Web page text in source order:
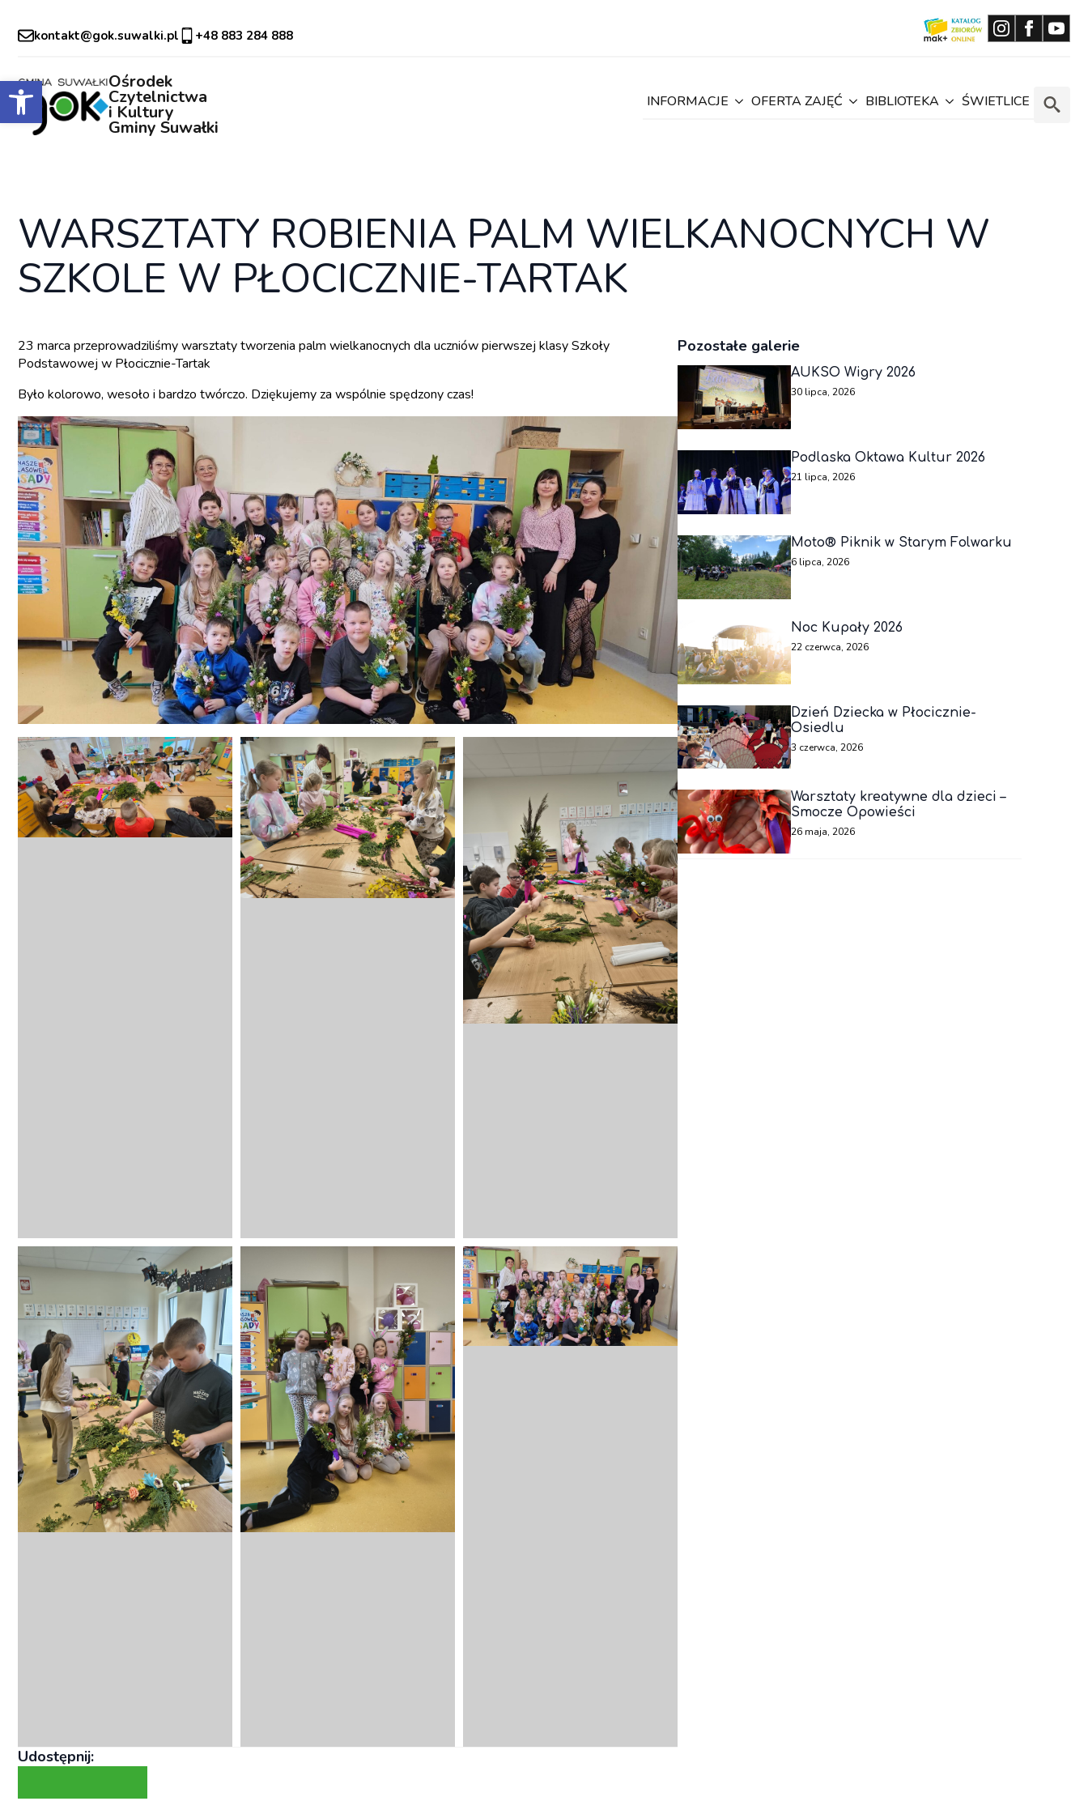
Otwórz pasek narzędzi
kontakt@gok.suwalki.pl +48 883 284 888
Ośrodek
Czytelnictwa
i Kultury
Gminy Suwałki
INFORMACJE OFERTA ZAJĘĆ BIBLIOTEKA
ŚWIETLICE
WARSZTATY ROBIENIA PALM WIELKANOCNYCH W
SZKOLE W PŁOCICZNIE-TARTAK
23 marca przeprowadziliśmy warsztaty tworzenia palm wielkanocnych dla uczniów pierwszej klasy Szkoły
Podstawowej w Płocicznie-Tartak
Było kolorowo, wesoło i bardzo twórczo. Dziękujemy za wspólnie spędzony czas!
Udostępnij:
Pozostałe galerie
AUKSO Wigry 2026
30 lipca, 2026
Podlaska Oktawa Kultur 2026
21 lipca, 2026
Moto® Piknik w Starym Folwarku
6 lipca, 2026
Noc Kupały 2026
22 czerwca, 2026
Dzień Dziecka w Płocicznie-
Osiedlu
3 czerwca, 2026
Warsztaty kreatywne dla dzieci –
Smocze Opowieści
26 maja, 2026